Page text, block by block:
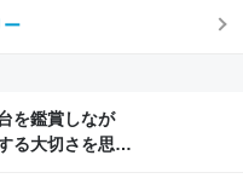
ー
を鑑賞しなが
る大切さを思い